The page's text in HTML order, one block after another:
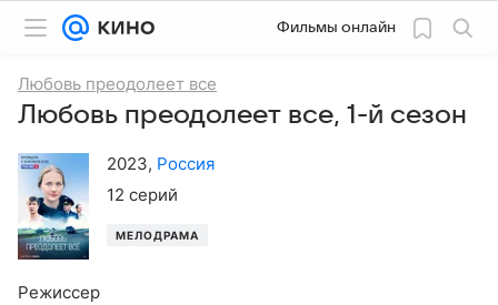
Фильмы онлайн
Любовь преодолеет все
Любовь преодолеет все, 1-й сезон
2023, Россия
12 серий
МЕЛОДРАМА
Режиссер